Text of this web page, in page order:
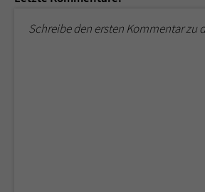
Schreibe den ersten Kommentar zu